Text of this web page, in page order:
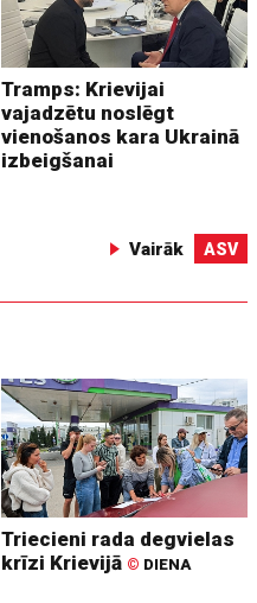
Tramps: Krievijai
vajadzētu noslēgt
vienošanos kara Ukrainā
izbeigšanai
Vairāk ASV
Triecieni rada degvielas
krīzi Krievijā © DIENA